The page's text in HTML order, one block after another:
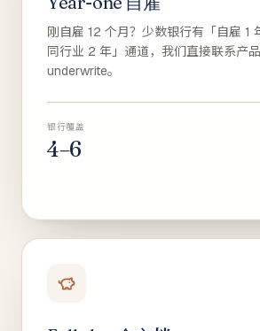
刚自雇 12 个月？少数银行有「自雇 1
同行业 2 年」通道，我们直接联系产
underwrite。
银行覆盖
4–6